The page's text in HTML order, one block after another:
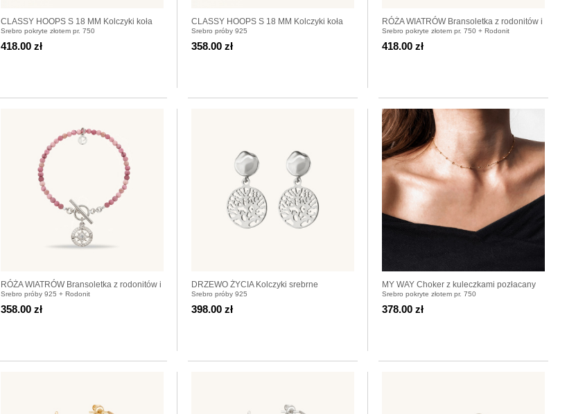
CLASSY HOOPS S 18 MM Kolczyki koła
pozłacane
Srebro pokryte złotem pr. 750
418.00 zł
CLASSY HOOPS S 18 MM Kolczyki koła
srebrne
Srebro próby 925
358.00 zł
RÓŻA WIATRÓW Bransoletka z rodonitów i
srebra pozłacanego
Srebro pokryte złotem pr. 750 + Rodonit
418.00 zł
RÓŻA WIATRÓW Bransoletka z rodonitów i
srebra 925
Srebro próby 925 + Rodonit
358.00 zł
DRZEWO ŻYCIA Kolczyki srebrne
Srebro próby 925
398.00 zł
MY WAY Choker z kuleczkami pozłacany
Srebro pokryte złotem pr. 750
378.00 zł